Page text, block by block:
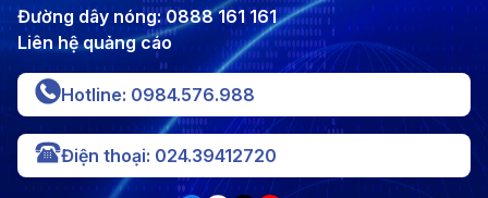
Đường dây nóng: 0888 161 161
Liên hệ quảng cáo
Hotline: 0984.576.988
Điện thoại: 024.39412720